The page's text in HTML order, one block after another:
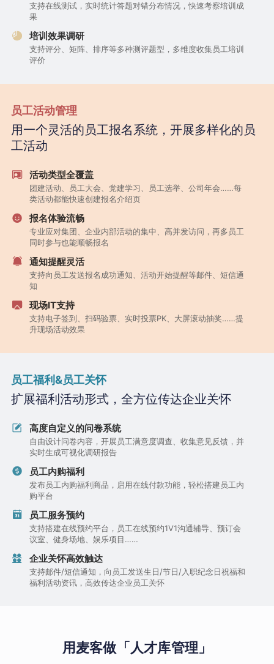
支持在线测试，实时统计答题对错分布情况，快速考察培训成
果
培训效果调研
支持评分、矩阵、排序等多种测评题型，多维度收集员工培训
评价
员工活动管理
用一个灵活的员工报名系统，开展多样化的员
工活动
活动类型全覆盖
团建活动、员工大会、党建学习、员工选举、公司年会……每
类活动都能快速创建报名介绍页
报名体验流畅
专业应对集团、企业内部活动的集中、高并发访问，再多员工
同时参与也能顺畅报名
通知提醒灵活
支持向员工发送报名成功通知、活动开始提醒等邮件、短信通
知
现场IT支持
支持电子签到、扫码验票、实时投票PK、大屏滚动抽奖……提
升现场活动效果
员工福利&员工关怀
扩展福利活动形式，全方位传达企业关怀
高度自定义的问卷系统
自由设计问卷内容，开展员工满意度调查、收集意见反馈，并
实时生成可视化调研报告
员工内购福利
发布员工内购福利商品，启用在线付款功能，轻松搭建员工内
购平台
员工服务预约
支持搭建在线预约平台，员工在线预约1V1沟通辅导、预订会
议室、健身场地、娱乐项目……
企业关怀高效触达
支持邮件/短信通知，向员工发送生日/节日/入职纪念日祝福和
福利活动资讯，高效传达企业员工关怀
用麦客做「人才库管理」